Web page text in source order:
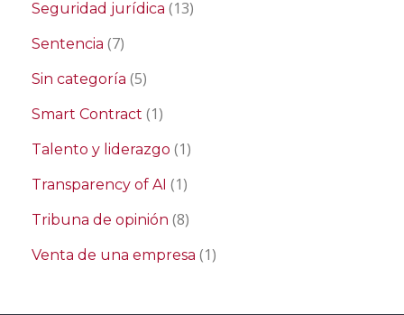
Seguridad jurídica (13)
Sentencia (7)
Sin categoría (5)
Smart Contract (1)
Talento y liderazgo (1)
Transparency of AI (1)
Tribuna de opinión (8)
Venta de una empresa (1)